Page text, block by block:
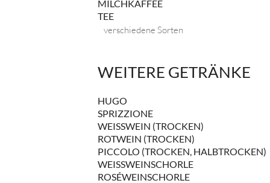
MILCHKAFFEE
TEE
verschiedene Sorten
WEITERE GETRÄNKE
HUGO
SPRIZZIONE
WEISSWEIN (TROCKEN)
ROTWEIN (TROCKEN)
PICCOLO (TROCKEN, HALBTROCKEN)
WEISSWEINSCHORLE
ROSÉWEINSCHORLE